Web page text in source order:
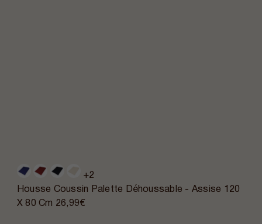
+2
Housse Coussin Palette Déhoussable - Assise 120
X 80 Cm 26,99€